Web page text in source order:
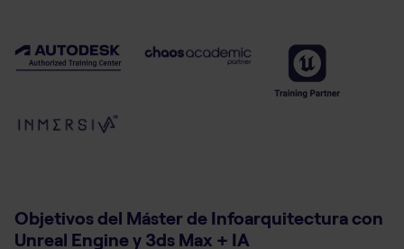
Objetivos del Máster de Infoarquitectura con
Unreal Engine y 3ds Max + IA